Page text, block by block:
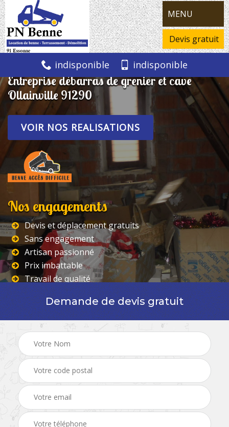
MENU
Devis gratuit
indisponible indisponible
Entreprise débarras de grenier et cave
Ollainville 91290
VOIR NOS REALISATIONS
Nos engagements
Devis et déplacement gratuits
Sans engagement
Artisan passionné
Prix imbattable
Travail de qualité
Demande de devis gratuit